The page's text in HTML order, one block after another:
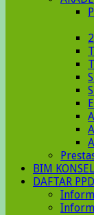
BIM
DAFTAR